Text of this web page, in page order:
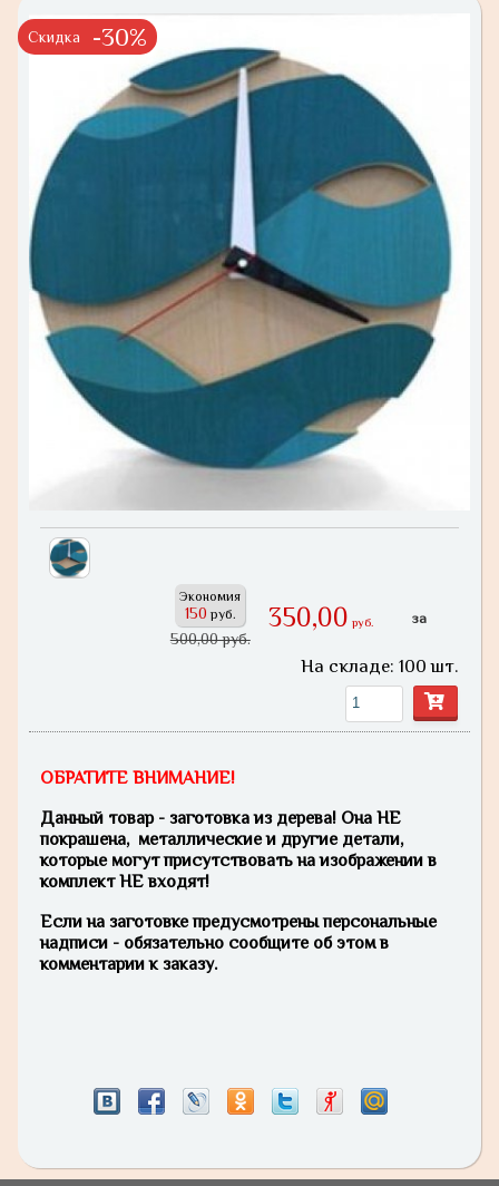
Скидка -30%
Экономия
150 руб.
500,00 руб.
350,00 руб. за
На складе: 100 шт.
ОБРАТИТЕ ВНИМАНИЕ!
Данный товар - заготовка из дерева! Она НЕ
покрашена, металлические и другие детали,
которые могут присутствовать на изображении в
комплект НЕ входят!
Если на заготовке предусмотрены персональные
надписи - обязательно сообщите об этом в
комментарии к заказу.